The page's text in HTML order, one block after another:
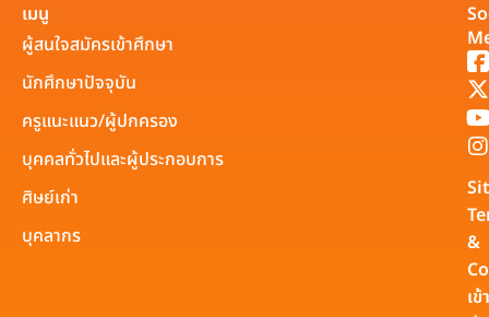
เมนู
ผู้สนใจสมัครเข้าศึกษา
นักศึกษาปัจจุบัน
ครูแนะแนว/ผู้ปกครอง
บุคคลทั่วไปและผู้ประกอบการ
ศิษย์เก่า
บุคลากร
&
เข้า